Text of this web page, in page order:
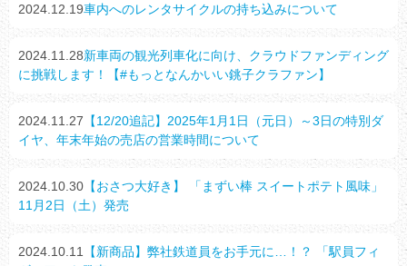
2024.12.19車内へのレンタサイクルの持ち込みについて
2024.11.28新車両の観光列車化に向け、クラウドファンディング
に挑戦します！【#もっとなんかいい銚子クラファン】
2024.11.27 【12/20追記】2025年1月1日（元日）～3日の特別ダ
イヤ、年末年始の売店の営業時間について
2024.10.30 【おさつ大好き】 「まずい棒 スイートポテト風味」
11月2日（土）発売
2024.10.11
【新商品】弊社鉄道員をお手元に…！？ 「駅員フィ